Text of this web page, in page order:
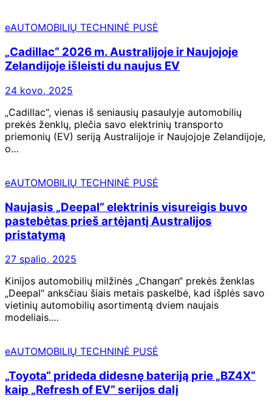
eAUTOMOBILIŲ TECHNINĖ PUSĖ
„Cadillac“ 2026 m. Australijoje ir Naujojoje
Zelandijoje išleisti du naujus EV
24 kovo, 2025
„Cadillac“, vienas iš seniausių pasaulyje automobilių
prekės ženklų, plečia savo elektrinių transporto
priemonių (EV) seriją Australijoje ir Naujojoje Zelandijoje,
o…
eAUTOMOBILIŲ TECHNINĖ PUSĖ
Naujasis „Deepal“ elektrinis visureigis buvo
pastebėtas prieš artėjantį Australijos
pristatymą
27 spalio, 2025
Kinijos automobilių milžinės „Changan“ prekės ženklas
„Deepal“ anksčiau šiais metais paskelbė, kad išplės savo
vietinių automobilių asortimentą dviem naujais
modeliais.…
eAUTOMOBILIŲ TECHNINĖ PUSĖ
„Toyota“ prideda didesnę bateriją prie „BZ4X“
kaip „Refresh of EV“ serijos dalį